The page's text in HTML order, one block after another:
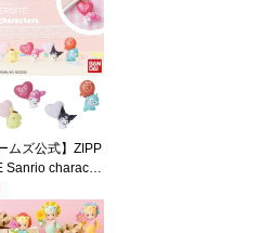
トボックス(12個
ムズ公式】ZIPP
Sanrio character
バイト サンリ
クターズ シナモ
ポムポムプリン/